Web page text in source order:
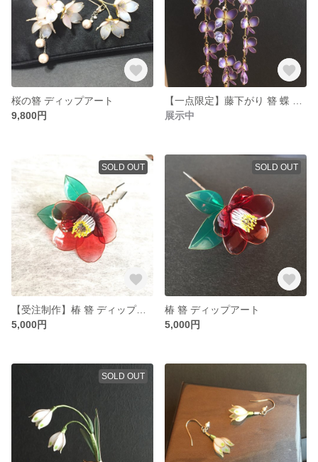
桜の簪 ディップアート
9,800円
展示中
SOLD OUT
【受注制作】椿 簪 ディップアート
5,000円
SOLD OUT
椿 簪 ディップアート
5,000円
SOLD OUT